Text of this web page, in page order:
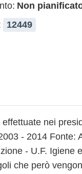
Non
12449
nei
- 2014 Fonte:
- U.F. Igiene
che però